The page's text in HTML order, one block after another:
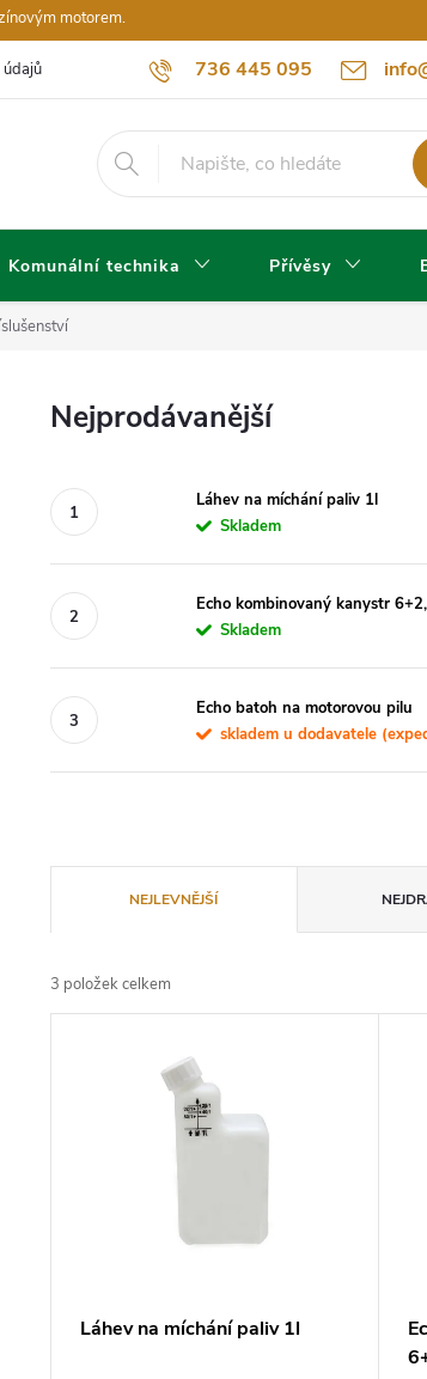
motorem.
736 445 095
údajů
Komunální technika Přívěsy
Nejprodávanější
Láhev na míchání paliv 1l
Skladem
Echo kombinovaný kanystr
Skladem
Echo batoh na motorovou pilu
skladem u dodavatele
a
z
NEJLEVNĚJŠÍ
3 položek celkem
Láhev na míchání paliv 1l